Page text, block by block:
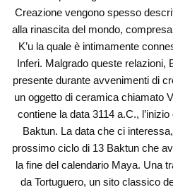
Creazione vengono spesso
alla rinascita del mondo,
K’u la quale è intimamente
Inferi. Malgrado queste relazioni,
presente durante avvenimenti di
un oggetto di ceramica chiamato
contiene la data 3114 a.C.,
Baktun. La data che ci
prossimo ciclo di 13 Baktun che
la fine del calendario Maya. Una
da Tortuguero, un sito classico